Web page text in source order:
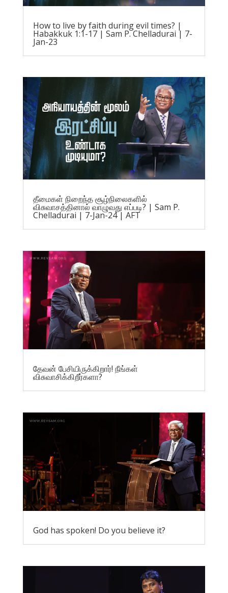
How to live by faith during evil times? |
Habakkuk 1:1-17 | Sam P. Chelladurai | 7-
Jan-23
தீமைகள் நிறைந்த சூழ்நிலைகளில்
விசுவாசத்தினால் வாழுவது எப்படி? | Sam P.
Chelladurai | 7-Jan-24 | AFT
தேவன் பேசியிருக்கிறார்! நீங்கள்
விசுவாசிக்கிறீர்களா?
God has spoken! Do you believe it?